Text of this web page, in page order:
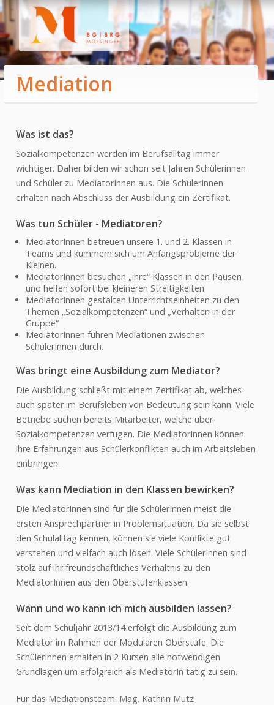
CAMPUS
Direktion & Sekretariat
Lehrer:innen
SGA
Elternverein
Bibliothek
Schularzt
Neue Autorität
KiBiZ -
Tagesbetreuung
Kantine
Mediation
Individuelle
Lernbegleitung
Schüler helfen Schülern
Bildungsberatung
Psychologische
Jugendcoaching
ANGEBOT
Gymnasium
HTL-Kooperationsklasse
Semestrierte Oberstufe
Rettungssanitäter
Mediation
Was ist das?
Sozialkompetenzen werden im Berufsalltag immer
wichtiger. Daher bilden wir schon seit Jahren Schülerinnen
und Schüler zu MediatorInnen aus. Die SchülerInnen
erhalten nach Abschluss der Ausbildung ein Zertifikat.
Was tun Schüler - Mediatoren?
MediatorInnen betreuen unsere 1. und 2. Klassen in
Teams und kümmern sich um Anfangsprobleme der
Kleinen.
MediatorInnen besuchen „ihre“ Klassen in den Pausen
und helfen sofort bei kleineren Streitigkeiten.
MediatorInnen gestalten Unterrichtseinheiten zu den
Themen „Sozialkompetenzen“ und „Verhalten in der
Gruppe“
MediatorInnen führen Mediationen zwischen
SchülerInnen durch.
Was bringt eine Ausbildung zum Mediator?
Die Ausbildung schließt mit einem Zertifikat ab, welches
auch später im Berufsleben von Bedeutung sein kann. Viele
Betriebe suchen bereits Mitarbeiter, welche über
Sozialkompetenzen verfügen. Die MediatorInnen können
ihre Erfahrungen aus Schülerkonflikten auch im Arbeitsleben
einbringen.
Was kann Mediation in den Klassen bewirken?
Die MediatorInnen sind für die SchülerInnen meist die
ersten Ansprechpartner in Problemsituation. Da sie selbst
den Schulalltag kennen, können sie viele Konflikte gut
verstehen und vielfach auch lösen. Viele SchülerInnen sind
stolz auf ihr freundschaftliches Verhältnis zu den
MediatorInnen aus den Oberstufenklassen.
Wann und wo kann ich mich ausbilden lassen?
Seit dem Schuljahr 2013/14 erfolgt die Ausbildung zum
Mediator im Rahmen der Modularen Oberstufe. Die
SchülerInnen erhalten in 2 Kursen alle notwendigen
Grundlagen um erfolgreich als MediatorIn tätig zu sein.
Für das Mediationsteam: Mag. Kathrin Mutz